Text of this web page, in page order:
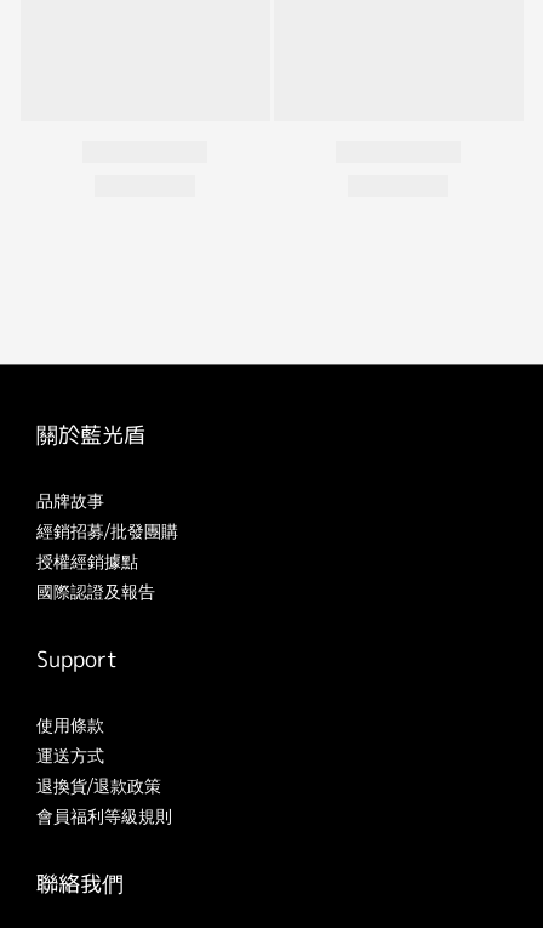
關於藍光盾
品牌故事
經銷招募/批發團購
授權經銷據點
國際認證及報告
Support
使用條款
運送方式
退換貨/退款政策
會員福利等級規則
聯絡我們